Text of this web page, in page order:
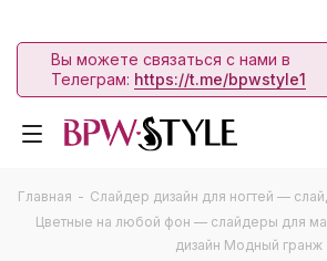
Вы можете связаться с нами в
Телеграм: https://t.me/bpwstyle1
Главная - Слайдер дизайн для ногтей —
Цветные на любой фон — слайдеры для
дизайн Модный гранж